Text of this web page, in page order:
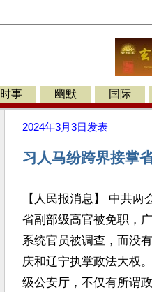
时事 幽默 国际
2024年3月3日 发表
习人马纷跨界接掌
【人民报消息】 中共
省副部级高官被免职，
系统官员被调查，而没
庆和辽宁执掌政法大权
级公安厅，不仅有所谓